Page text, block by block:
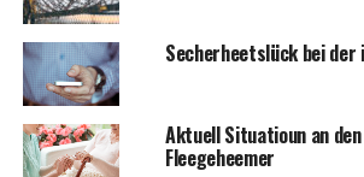
Secherheetslück bei der
Aktuell Situatioun an
Fleegeheemer